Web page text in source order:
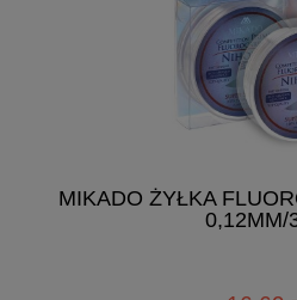
MIKADO ŻYŁKA
0,12MM/